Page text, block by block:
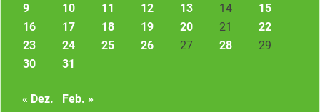
9
10 11 12 13 14
15
16
17 18 19 20 21
22
23
24 25 26 27 28
29
30
31
« Dez. Feb. »